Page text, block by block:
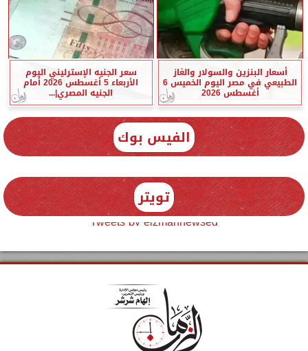
أسعار البنزين والسولار والغاز
الطبيعي في مصر اليوم الخميس 6
أغسطس 2026
سعر الجنيه الإسترليني اليوم
الأربعاء 5 أغسطس 2026 أمام
الجنيه المصري|...
الفيس بوك
تويتر
Tweets by elzmannewseg